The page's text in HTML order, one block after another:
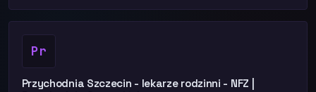
Pr
Przychodnia Szczecin - lekarze rodzinni - NFZ |